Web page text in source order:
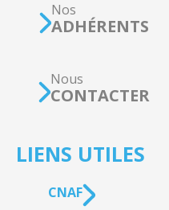
Nos
ADHÉRENTS
Nous
CONTACTER
LIENS UTILES
CNAF